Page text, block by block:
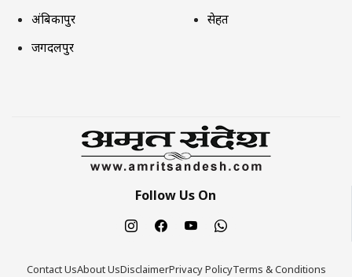
अंबिकापुर
जगदलपुर
सेहत
Follow Us On
Contact UsAbout UsDisclaimerPrivacy PolicyTerms & Conditions